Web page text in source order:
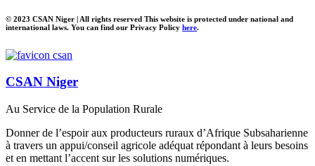
© 2023 CSAN Niger | All rights reserved This website is protected under national and
international laws. You can find our Privacy Policy here.
CSAN Niger
Au Service de la Population Rurale
Donner de l’espoir aux producteurs ruraux d’Afrique Subsaharienne
à travers un appui/conseil agricole adéquat répondant à leurs besoins
et en mettant l’accent sur les solutions numériques.